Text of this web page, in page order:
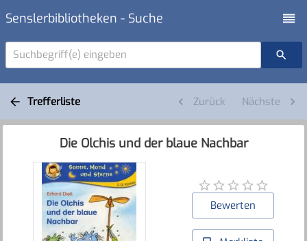
Senslerbibliotheken - Suche
Suchbegriff(e) eingeben
Trefferliste Zurück Nächste
Die Olchis und der blaue Nachbar
Bewerten